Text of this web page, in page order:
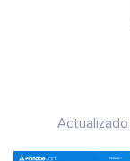
Actualizado